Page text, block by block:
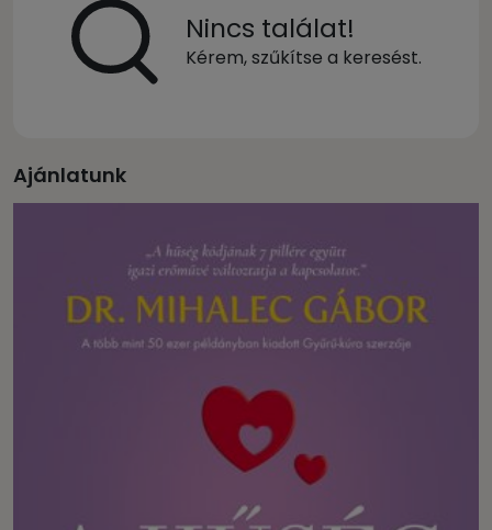
Nincs találat!
Kérem, szűkítse a keresést.
Ajánlatunk